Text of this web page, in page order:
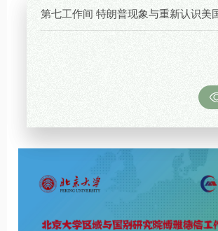
第七工作间 特朗普现象与重新认识美